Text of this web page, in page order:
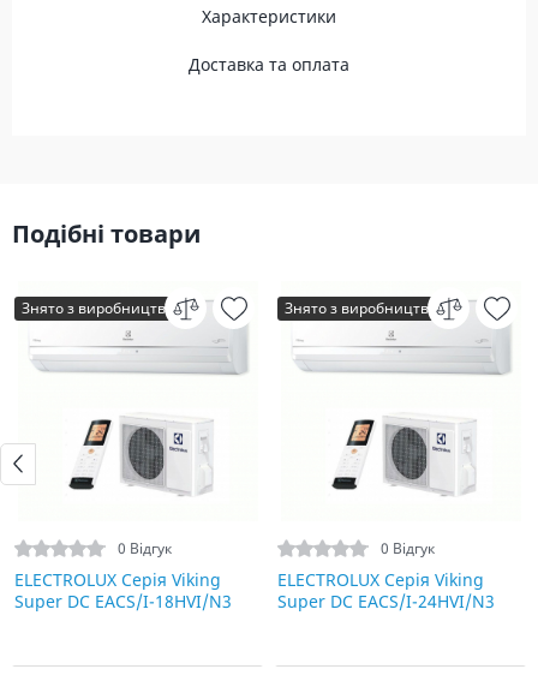
Характеристики
Доставка та оплата
Подібні товари
Знято з виробництва
0 Відгук
ELECTROLUX Серія Viking
Super DC EACS/I-18HVI/N3
Знято з виробництва
0 Відгук
ELECTROLUX Серія Viking
Super DC EACS/I-24HVI/N3